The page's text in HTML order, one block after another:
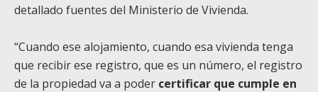
detallado fuentes del Ministerio de Vivienda.
“Cuando ese alojamiento, cuando esa vivienda tenga
que recibir ese registro, que es un número, el registro
de la propiedad va a poder certificar que cumple en